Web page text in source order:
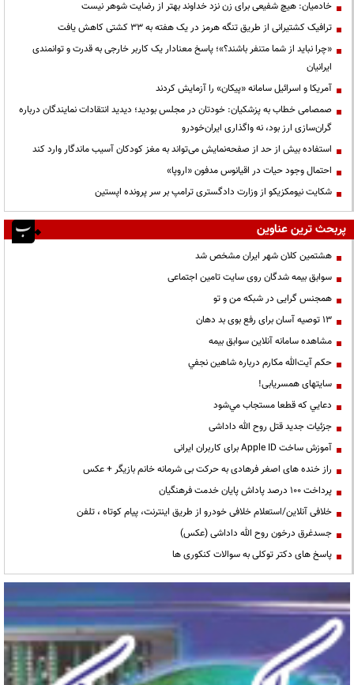
خادمیان: هیچ شفیعی برای زن نزد خداوند بهتر از رضایت شوهر نیست
ترافیک کشتیرانی از طریق تنگه هرمز در یک هفته به ۳۳ کشتی کاهش یافت
«چرا نباید از شما متنفر باشند؟»؛ پاسخ معنادار یک کاربر خارجی به قدرت و توانمندی
ایرانیان
آمریکا و اسرائیل سامانه «پیکان» را آزمایش کردند
صمصامی خطاب به پزشکیان: خودتان در مجلس بودید؛ دیدید انتقادات نمایندگان درباره
گران‌سازی ارز بود، نه واگذاری ایران‌خودرو
استفاده بیش از حد از صفحه‌نمایش می‌تواند به مغز کودکان آسیب ماندگار وارد کند
احتمال وجود حیات در اقیانوس مدفون «اروپا»
شکایت نیومکزیکو از وزارت دادگستری ترامپ بر سر پرونده اپستین
پربحث ترین عناوین
هشتمین کلان شهر ایران مشخص شد
سوابق بیمه شدگان روی سایت تامین اجتماعی
همجنس گرایی در شبکه من و تو
13 توصیه آسان برای رفع بوی بد دهان
مشاهده سامانه آنلاين سوابق بیمه
حكم آيت‌الله مكارم درباره شاهين نجفي
سایتهای همسریابی!
دعايي كه قطعا مستجاب مي‌شود
جزئیات جدید قتل روح الله داداشی
آموزش ساخت Apple ID برای کاربران ایرانی
راز خنده های اصغر فرهادی به حرکت بی شرمانه خانم بازیگر + عکس
پرداخت ۱۰۰ درصد پاداش پایان خدمت فرهنگیان
خلافی آنلاین/استعلام خلافی خودرو از طریق اینترنت، پیام کوتاه ، تلفن
جسدغرق درخون روح الله داداشی (عکس)
پاسخ های دکتر توکلی به سوالات کنکوری ها